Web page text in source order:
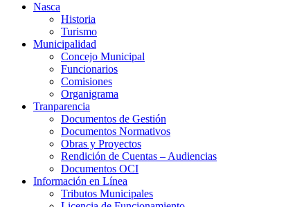
Nasca
Historia
Turismo
Municipalidad
Concejo Municipal
Funcionarios
Comisiones
Organigrama
Tranparencia
Documentos de Gestión
Documentos Normativos
Obras y Proyectos
Rendición de Cuentas – Audiencias
Documentos OCI
Información en Línea
Tributos Municipales